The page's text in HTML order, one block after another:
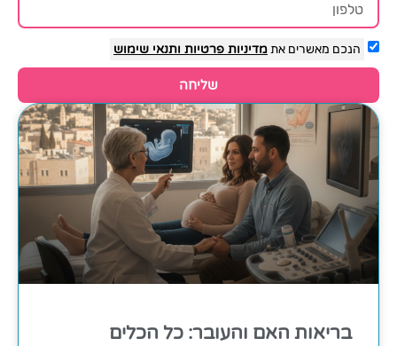
הנכם מאשרים אתמדיניות פרטיות ותנאי שימוש
שליחה
בריאות האם והעובר: כל הכלים